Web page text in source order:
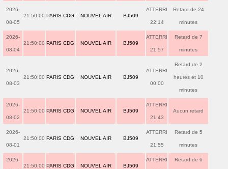
2026-
08-05
21:50:00 PARIS CDG NOUVEL AIR BJ509
ATTERRI
22:14
Retard de 24
minutes
2026-
08-04
21:50:00 PARIS CDG NOUVEL AIR BJ509
ATTERRI
21:57
Retard de 7
minutes
2026-
08-03
21:50:00 PARIS CDG NOUVEL AIR BJ509
ATTERRI
00:00
Retard de 2
heures et 10
minutes
2026-
08-02
21:50:00 PARIS CDG NOUVEL AIR BJ509
ATTERRI
21:43
Aucun retard
2026-
08-01
21:50:00 PARIS CDG NOUVEL AIR BJ509
ATTERRI
21:55
Retard de 5
minutes
2026-
21:50:00 PARIS CDG NOUVEL AIR BJ509
ATTERRI Retard de 6